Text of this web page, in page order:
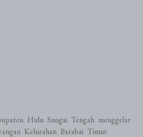
Hulu Sungai Tengah menggelar
Kelurahan Barabai Timur